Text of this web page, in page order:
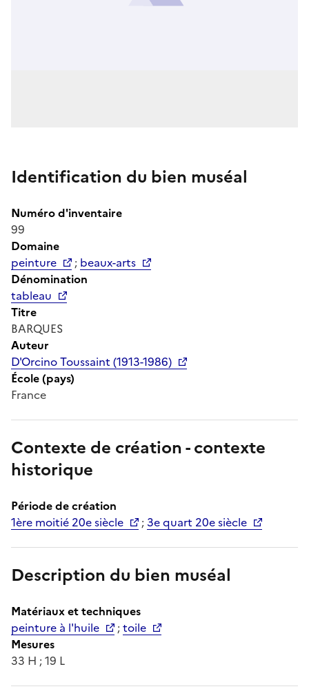
Identification du bien muséal
Numéro d'inventaire
99
Domaine
peinture
; beaux-arts
Dénomination
tableau
Titre
BARQUES
Auteur
D'Orcino Toussaint (1913-1986)
École (pays)
France
Contexte de création - contexte
historique
Période de création
1ère moitié 20e siècle
;3e quart 20e siècle
Description du bien muséal
Matériaux et techniques
peinture à l'huile
;toile
Mesures
33 H ; 19 L